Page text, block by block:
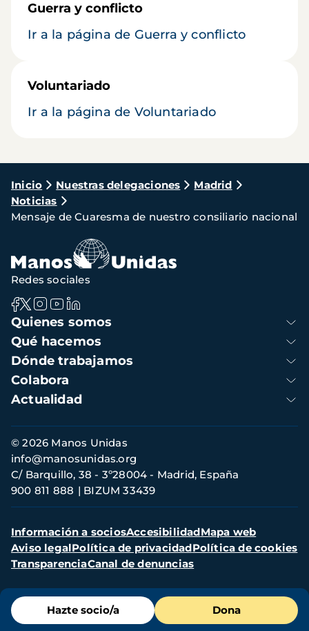
Guerra y conflicto
Ir a la página de Guerra y conflicto
Voluntariado
Ir a la página de Voluntariado
Ruta
de
navegación
Inicio Nuestras delegaciones
Madrid
Noticias
Mensaje de Cuaresma de nuestro consiliario nacional
Menú
de
Hazte socio/a Dona
Navegación
principal
Quienes somos
Qué hacemos
Dónde trabajamos
Colabora
Actualidad
Redes sociales
Información
de
contacto
© 2026 Manos Unidas
C/ Barquillo, 38 - 3º28004 - Madrid, España
900 811 888
BIZUM 33439
info@manosunidas.org
Menú
secundario
Información a sociosAccesibilidadMapa web
Aviso legalPolítica de privacidadPolítica de cookies
TransparenciaCanal de denuncias